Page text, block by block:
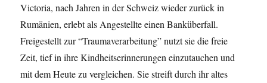
Victoria, nach Jahren in der Schweiz wieder zurück in
Rumänien, erlebt als Angestellte einen Banküberfall.
Freigestellt zur “Traumaverarbeitung” nutzt sie die freie
Zeit, tief in ihre Kindheitserinnerungen einzutauchen und
mit dem Heute zu vergleichen. Sie streift durch ihr altes